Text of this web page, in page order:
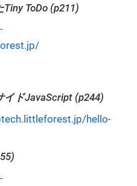
ToDo (p211)
ドJavaScript (p244)
hello-